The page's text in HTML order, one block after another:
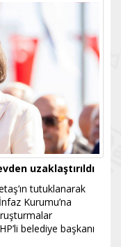
uzaklaştırıldı
tutuklanarak
Kurumu’na
belediye başkanı